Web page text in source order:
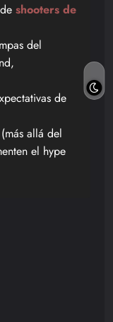
shooters de
del
de
allá del
el hype